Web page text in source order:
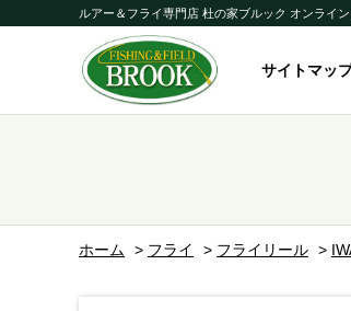
ルアー＆フライ専門店 杜の家ブルック オンライ
サイトマッ
ホーム > フライ > フライリール >